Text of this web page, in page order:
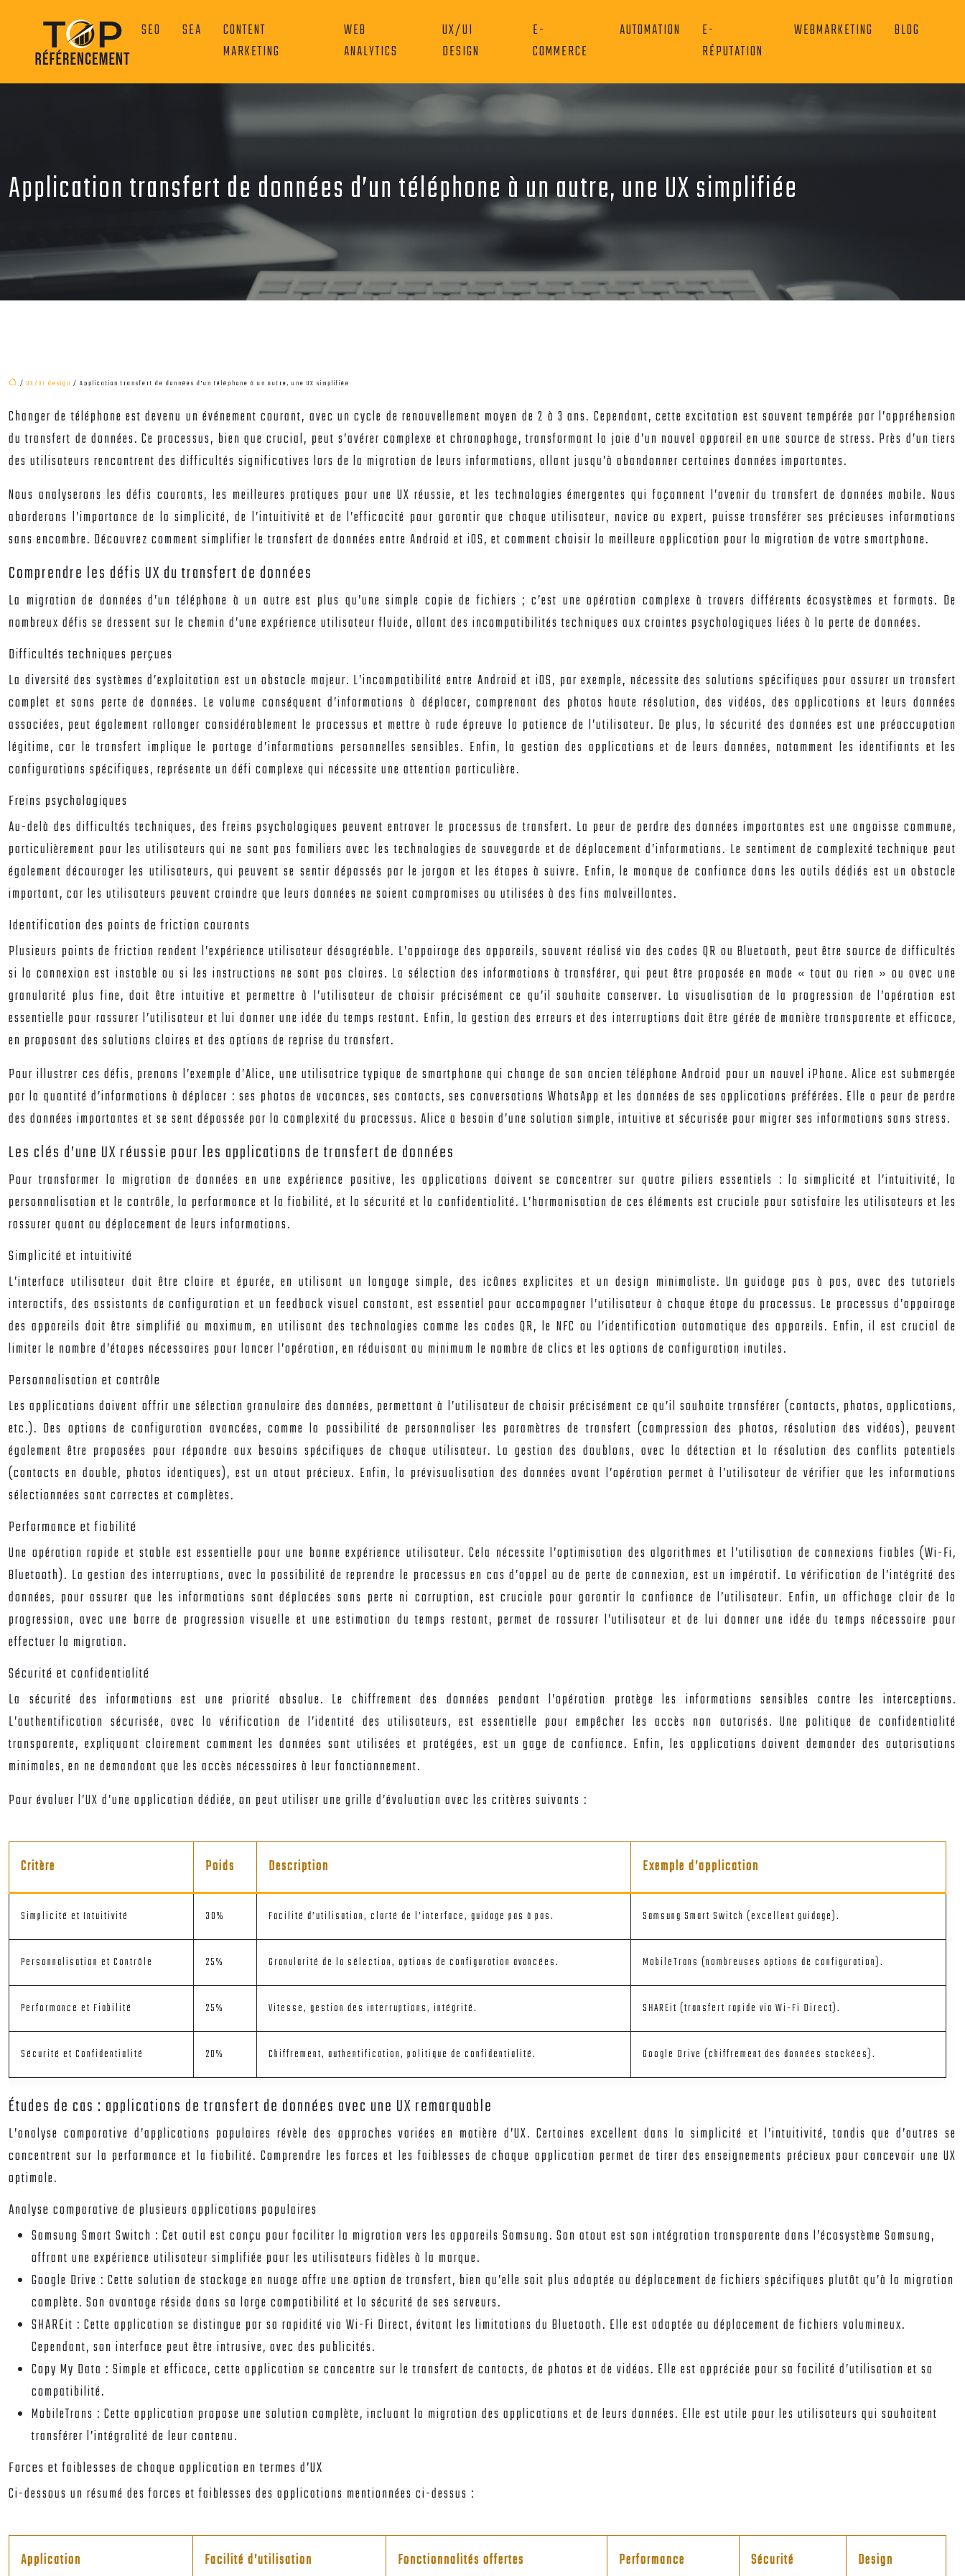
SEO SEA
CONTENT
MARKETING
WEB
ANALYTICS
UX/UI
DESIGN
E-
COMMERCE
AUTOMATION
E-
RÉPUTATION
WEBMARKETING BLOG
Application transfert de données d’un téléphone à un autre, une UX simplifiée
/ UX/UI design / Application transfert de données d’un téléphone à un autre, une UX simplifiée
Changer de téléphone est devenu un événement courant, avec un cycle de renouvellement moyen de 2 à 3 ans. Cependant, cette excitation est souvent tempérée par l’appréhension
du transfert de données. Ce processus, bien que crucial, peut s’avérer complexe et chronophage, transformant la joie d’un nouvel appareil en une source de stress. Près d’un tiers
des utilisateurs rencontrent des difficultés significatives lors de la migration de leurs informations, allant jusqu’à abandonner certaines données importantes.
Nous analyserons les défis courants, les meilleures pratiques pour une UX réussie, et les technologies émergentes qui façonnent l’avenir du transfert de données mobile. Nous
aborderons l’importance de la simplicité, de l’intuitivité et de l’efficacité pour garantir que chaque utilisateur, novice ou expert, puisse transférer ses précieuses informations
sans encombre. Découvrez comment simplifier le transfert de données entre Android et iOS, et comment choisir la meilleure application pour la migration de votre smartphone.
Comprendre les défis UX du transfert de données
La migration de données d’un téléphone à un autre est plus qu’une simple copie de fichiers ; c’est une opération complexe à travers différents écosystèmes et formats. De
nombreux défis se dressent sur le chemin d’une expérience utilisateur fluide, allant des incompatibilités techniques aux craintes psychologiques liées à la perte de données.
Difficultés techniques perçues
La diversité des systèmes d’exploitation est un obstacle majeur. L’incompatibilité entre Android et iOS, par exemple, nécessite des solutions spécifiques pour assurer un transfert
complet et sans perte de données. Le volume conséquent d’informations à déplacer, comprenant des photos haute résolution, des vidéos, des applications et leurs données
associées, peut également rallonger considérablement le processus et mettre à rude épreuve la patience de l’utilisateur. De plus, la sécurité des données est une préoccupation
légitime, car le transfert implique le partage d’informations personnelles sensibles. Enfin, la gestion des applications et de leurs données, notamment les identifiants et les
configurations spécifiques, représente un défi complexe qui nécessite une attention particulière.
Freins psychologiques
Au-delà des difficultés techniques, des freins psychologiques peuvent entraver le processus de transfert. La peur de perdre des données importantes est une angoisse commune,
particulièrement pour les utilisateurs qui ne sont pas familiers avec les technologies de sauvegarde et de déplacement d’informations. Le sentiment de complexité technique peut
également décourager les utilisateurs, qui peuvent se sentir dépassés par le jargon et les étapes à suivre. Enfin, le manque de confiance dans les outils dédiés est un obstacle
important, car les utilisateurs peuvent craindre que leurs données ne soient compromises ou utilisées à des fins malveillantes.
Identification des points de friction courants
Plusieurs points de friction rendent l’expérience utilisateur désagréable. L’appairage des appareils, souvent réalisé via des codes QR ou Bluetooth, peut être source de difficultés
si la connexion est instable ou si les instructions ne sont pas claires. La sélection des informations à transférer, qui peut être proposée en mode « tout ou rien » ou avec une
granularité plus fine, doit être intuitive et permettre à l’utilisateur de choisir précisément ce qu’il souhaite conserver. La visualisation de la progression de l’opération est
essentielle pour rassurer l’utilisateur et lui donner une idée du temps restant. Enfin, la gestion des erreurs et des interruptions doit être gérée de manière transparente et efficace,
en proposant des solutions claires et des options de reprise du transfert.
Pour illustrer ces défis, prenons l’exemple d’Alice, une utilisatrice typique de smartphone qui change de son ancien téléphone Android pour un nouvel iPhone. Alice est submergée
par la quantité d’informations à déplacer : ses photos de vacances, ses contacts, ses conversations WhatsApp et les données de ses applications préférées. Elle a peur de perdre
des données importantes et se sent dépassée par la complexité du processus. Alice a besoin d’une solution simple, intuitive et sécurisée pour migrer ses informations sans stress.
Les clés d’une UX réussie pour les applications de transfert de données
Pour transformer la migration de données en une expérience positive, les applications doivent se concentrer sur quatre piliers essentiels : la simplicité et l’intuitivité, la
personnalisation et le contrôle, la performance et la fiabilité, et la sécurité et la confidentialité. L’harmonisation de ces éléments est cruciale pour satisfaire les utilisateurs et les
rassurer quant au déplacement de leurs informations.
Simplicité et intuitivité
L’interface utilisateur doit être claire et épurée, en utilisant un langage simple, des icônes explicites et un design minimaliste. Un guidage pas à pas, avec des tutoriels
interactifs, des assistants de configuration et un feedback visuel constant, est essentiel pour accompagner l’utilisateur à chaque étape du processus. Le processus d’appairage
des appareils doit être simplifié au maximum, en utilisant des technologies comme les codes QR, le NFC ou l’identification automatique des appareils. Enfin, il est crucial de
limiter le nombre d’étapes nécessaires pour lancer l’opération, en réduisant au minimum le nombre de clics et les options de configuration inutiles.
Personnalisation et contrôle
Les applications doivent offrir une sélection granulaire des données, permettant à l’utilisateur de choisir précisément ce qu’il souhaite transférer (contacts, photos, applications,
etc.). Des options de configuration avancées, comme la possibilité de personnaliser les paramètres de transfert (compression des photos, résolution des vidéos), peuvent
également être proposées pour répondre aux besoins spécifiques de chaque utilisateur. La gestion des doublons, avec la détection et la résolution des conflits potentiels
(contacts en double, photos identiques), est un atout précieux. Enfin, la prévisualisation des données avant l’opération permet à l’utilisateur de vérifier que les informations
sélectionnées sont correctes et complètes.
Performance et fiabilité
Une opération rapide et stable est essentielle pour une bonne expérience utilisateur. Cela nécessite l’optimisation des algorithmes et l’utilisation de connexions fiables (Wi-Fi,
Bluetooth). La gestion des interruptions, avec la possibilité de reprendre le processus en cas d’appel ou de perte de connexion, est un impératif. La vérification de l’intégrité des
données, pour assurer que les informations sont déplacées sans perte ni corruption, est cruciale pour garantir la confiance de l’utilisateur. Enfin, un affichage clair de la
progression, avec une barre de progression visuelle et une estimation du temps restant, permet de rassurer l’utilisateur et de lui donner une idée du temps nécessaire pour
effectuer la migration.
Sécurité et confidentialité
La sécurité des informations est une priorité absolue. Le chiffrement des données pendant l’opération protège les informations sensibles contre les interceptions.
L’authentification sécurisée, avec la vérification de l’identité des utilisateurs, est essentielle pour empêcher les accès non autorisés. Une politique de confidentialité
transparente, expliquant clairement comment les données sont utilisées et protégées, est un gage de confiance. Enfin, les applications doivent demander des autorisations
minimales, en ne demandant que les accès nécessaires à leur fonctionnement.
Pour évaluer l’UX d’une application dédiée, on peut utiliser une grille d’évaluation avec les critères suivants :
Critère Poids Description Exemple d’application
Simplicité et Intuitivité 30% Facilité d’utilisation, clarté de l’interface, guidage pas à pas. Samsung Smart Switch (excellent guidage).
Personnalisation et Contrôle 25% Granularité de la sélection, options de configuration avancées. MobileTrans (nombreuses options de configuration).
Performance et Fiabilité 25% Vitesse, gestion des interruptions, intégrité. SHAREit (transfert rapide via Wi-Fi Direct).
Sécurité et Confidentialité 20% Chiffrement, authentification, politique de confidentialité. Google Drive (chiffrement des données stockées).
Études de cas : applications de transfert de données avec une UX remarquable
L’analyse comparative d’applications populaires révèle des approches variées en matière d’UX. Certaines excellent dans la simplicité et l’intuitivité, tandis que d’autres se
concentrent sur la performance et la fiabilité. Comprendre les forces et les faiblesses de chaque application permet de tirer des enseignements précieux pour concevoir une UX
optimale.
Analyse comparative de plusieurs applications populaires
Samsung Smart Switch : Cet outil est conçu pour faciliter la migration vers les appareils Samsung. Son atout est son intégration transparente dans l’écosystème Samsung,
offrant une expérience utilisateur simplifiée pour les utilisateurs fidèles à la marque.
Google Drive : Cette solution de stockage en nuage offre une option de transfert, bien qu’elle soit plus adaptée au déplacement de fichiers spécifiques plutôt qu’à la migration
complète. Son avantage réside dans sa large compatibilité et la sécurité de ses serveurs.
SHAREit : Cette application se distingue par sa rapidité via Wi-Fi Direct, évitant les limitations du Bluetooth. Elle est adaptée au déplacement de fichiers volumineux.
Cependant, son interface peut être intrusive, avec des publicités.
Copy My Data : Simple et efficace, cette application se concentre sur le transfert de contacts, de photos et de vidéos. Elle est appréciée pour sa facilité d’utilisation et sa
compatibilité.
MobileTrans : Cette application propose une solution complète, incluant la migration des applications et de leurs données. Elle est utile pour les utilisateurs qui souhaitent
transférer l’intégralité de leur contenu.
Forces et faiblesses de chaque application en termes d’UX
Ci-dessous un résumé des forces et faiblesses des applications mentionnées ci-dessus :
Application Facilité d’utilisation Fonctionnalités offertes Performance Sécurité Design